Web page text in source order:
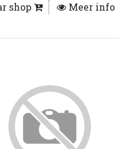
shop Meer info